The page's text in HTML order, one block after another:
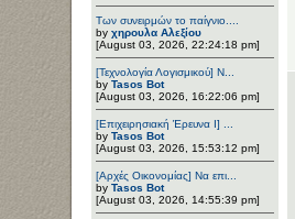
Των συνειρμών το παίγνιο....
by χηρουλα Αλεξίου
[August 03, 2026, 22:24:18 pm]
[Τεχνολογία Λογισμικού] Ν...
by Tasos Bot
[August 03, 2026, 16:22:06 pm]
[Επιχειρησιακή Έρευνα Ι] ...
by Tasos Bot
[August 03, 2026, 15:53:12 pm]
[Αρχές Οικονομίας] Να επι...
by Tasos Bot
[August 03, 2026, 14:55:39 pm]